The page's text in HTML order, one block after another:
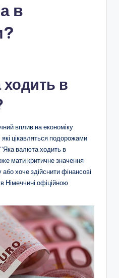
в
в
вплив на економіку
цікавляться подорожами
валюта ходить в
мати критичне значення
хоче здійснити фінансові
в Німеччині офіційною